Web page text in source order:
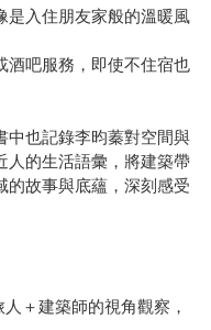
是入住朋友家般的溫暖風
酒吧服務，即使不住宿也
中也記錄李昀蓁對空間與
人的生活語彙，將建築帶
的故事與底蘊，深刻感受
＋建築師的視角觀察，